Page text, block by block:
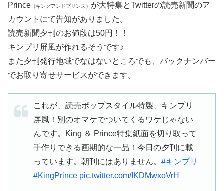
Prince （キングアンドプリンス） が大特集とTwitterの読売新聞のア
カウントにて告知がありました。
読売新聞夕刊のお値段は50円！！
キンプリ屏風が作れるそうです♪
また夕刊発行地域でなはないところでも、バックナンバー
でお取り寄せサービスができます。
これが、読売ポップスタイル特製、キンプリ
屏風！別のオマケでついてくるワケじゃない
んです。King ＆ Prince特集紙面を切り取って
手作りできる画期的な一品！今日の夕刊に載
っています。朝刊にはありません。 #キンプリ
#KingPrince pic.twitter.com/IKDMwxoVrH